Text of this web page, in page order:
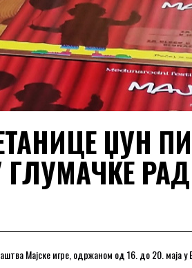
ЏУН
ГЛУМАЧКЕ
Мајске игре, одржаном од 16. до 20. маја у